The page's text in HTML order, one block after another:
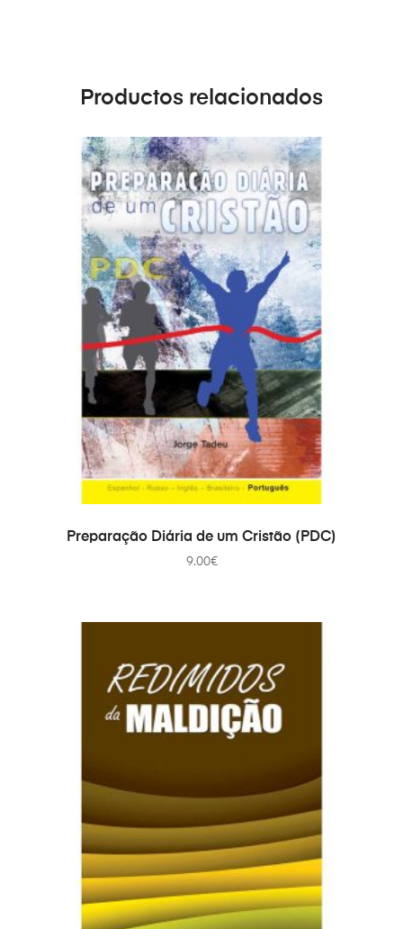
Productos relacionados
AÑADIR AL CARRITO
Preparação Diária de um Cristão (PDC)
9.00€